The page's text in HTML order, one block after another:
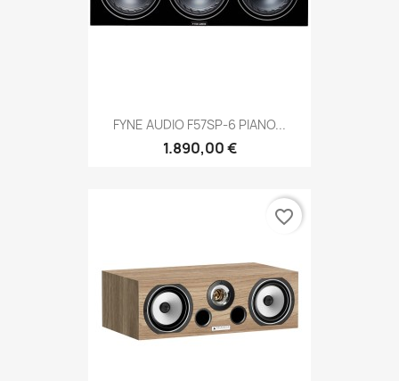
FYNE AUDIO F57SP-6 PIANO...
1.890,00 €
favorite_border